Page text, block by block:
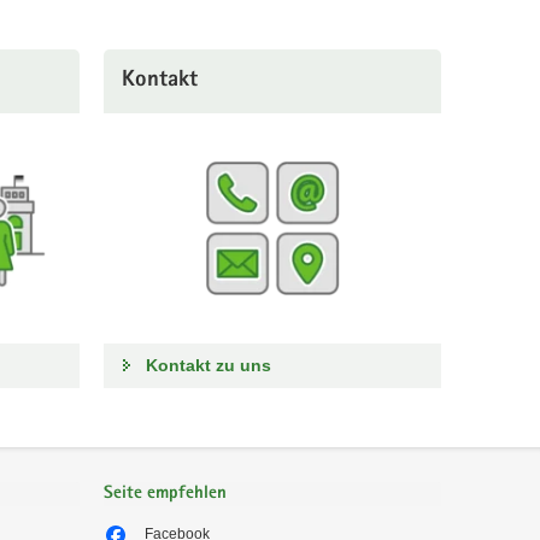
Kontakt
Kontakt zu uns
Seite empfehlen
Facebook